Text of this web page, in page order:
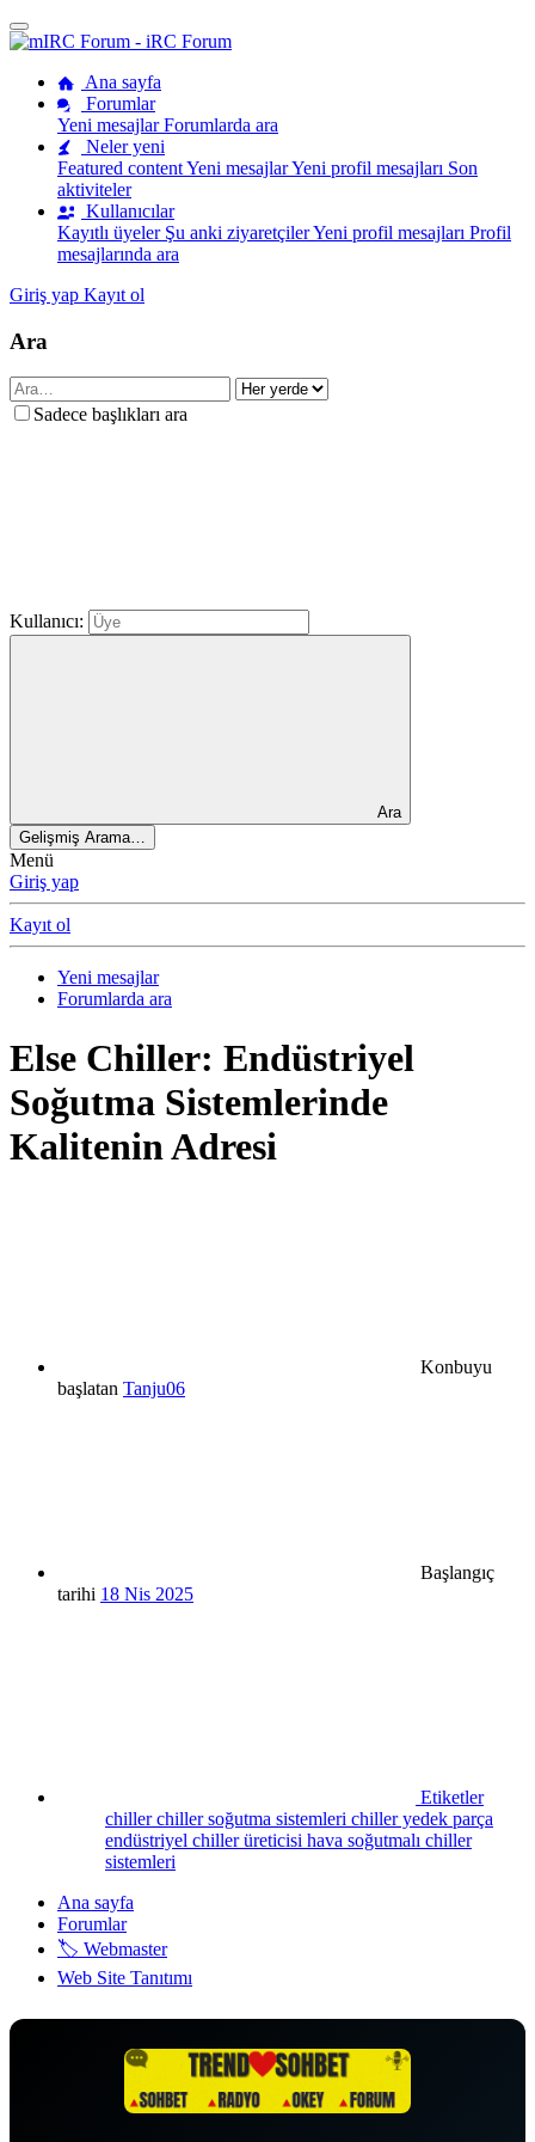
Ana sayfa
Forumlar
Yeni mesajlarForumlarda ara
Neler yeni
Featured contentYeni mesajlarYeni profil mesajları Son
aktiviteler
Kullanıcılar
Kayıtlı üyeler Şu anki ziyaretçilerYeni profil mesajları Profil
mesajlarında ara
Giriş yap Kayıt ol
Ara
Sadece başlıkları ara
Kullanıcı:
Ara
Gelişmiş Arama…
Menü
Giriş yap
Kayıt ol
Yeni mesajlar
Forumlarda ara
Else Chiller: Endüstriyel
Soğutma Sistemlerinde
Kalitenin Adresi
Konbuyu
başlatan Tanju06
Başlangıç
tarihi 18 Nis 2025
Etiketler
chillerchiller soğutma sistemleri chiller yedek parça
endüstriyel chiller üreticisi hava soğutmalı chiller
sistemleri
Ana sayfa
Forumlar
🏷️ Webmaster
Web Site Tanıtımı